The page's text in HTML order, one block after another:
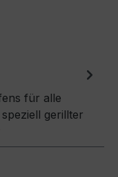
für alle
gerillter